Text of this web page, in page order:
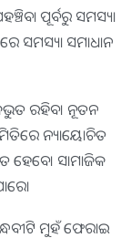
ପୂର୍ବରୁ ସମସ୍ୟା
ସମସ୍ୟା ସମାଧାନ
ରହିବ। ନୂତନ
ନ୍ୟାୟୋଚିତ
ହେବେ। ସାମାଜିକ
ମୁହଁ ଫେରାଇ